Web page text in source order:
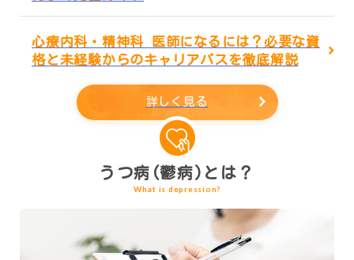
心療内科・精神科 医師になるには？必要な資
格と未経験からのキャリアパスを徹底解説
詳しく見る
うつ病(鬱病)とは？
What is depression?